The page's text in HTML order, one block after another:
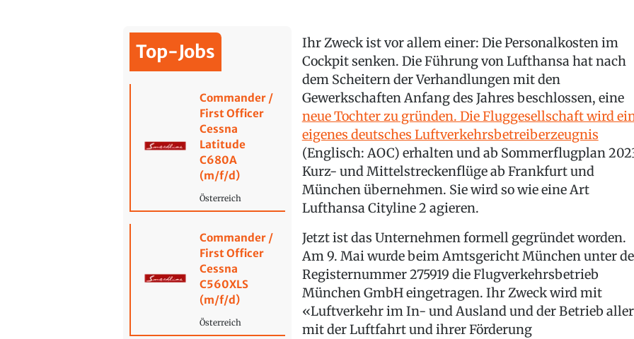
Top-Jobs
Commander /
First Officer
Cessna
Latitude
C680A
(m/f/d)
Österreich
Commander /
First Officer
Cessna
C560XLS
(m/f/d)
Österreich
Ihr Zweck ist vor allem einer: Die Personalkosten im
Cockpit senken. Die Führung von Lufthansa hat nach
dem Scheitern der Verhandlungen mit den
Gewerkschaften Anfang des Jahres beschlossen, eine
neue Tochter zu gründen. Die Fluggesellschaft wird
eigenes deutsches Luftverkehrsbetreiberzeugnis
(Englisch: AOC) erhalten und ab Sommerflugplan
Kurz- und Mittelstreckenflüge ab Frankfurt und
München übernehmen. Sie wird so wie eine Art
Lufthansa Cityline 2 agieren.
Jetzt ist das Unternehmen formell gegründet worden.
Am 9. Mai wurde beim Amtsgericht München unter
Registernummer 275919 die Flugverkehrsbetrieb
München GmbH eingetragen. Ihr Zweck wird mit
«Luftverkehr im In- und Ausland und der Betrieb aller
mit der Luftfahrt und ihrer Förderung